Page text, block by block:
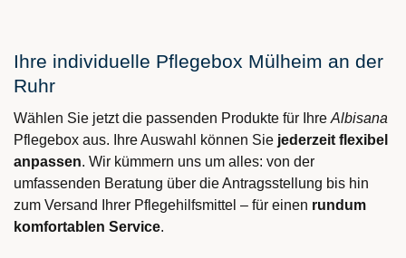
Ihre individuelle Pflegebox Mülheim an der
Ruhr
Wählen Sie jetzt die passenden Produkte für Ihre Albisana
Pflegebox aus. Ihre Auswahl können Sie jederzeit flexibel
anpassen. Wir kümmern uns um alles: von der
umfassenden Beratung über die Antragsstellung bis hin
zum Versand Ihrer Pflegehilfsmittel – für einen rundum
komfortablen Service.